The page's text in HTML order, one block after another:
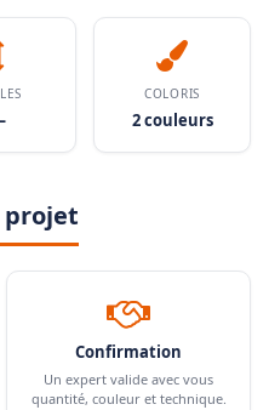
COLORIS
2 couleurs
projet
Confirmation
Un expert valide avec vous
quantité, couleur et technique.